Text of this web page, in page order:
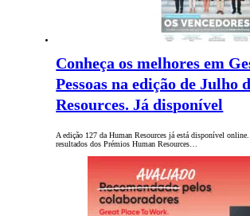
Conheça os melhores em
Pessoas na edição de Julho
Resources. Já disponível
A edição 127 da Human Resources já está disponível
resultados dos Prémios Human Resources…